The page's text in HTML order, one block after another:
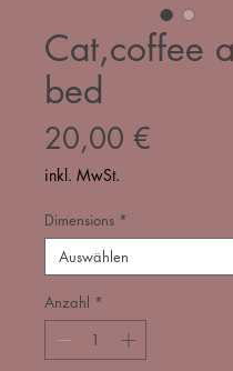
Cat,coffee
bed
20,00 €
inkl. MwSt.
Dimensions *
Anzahl *